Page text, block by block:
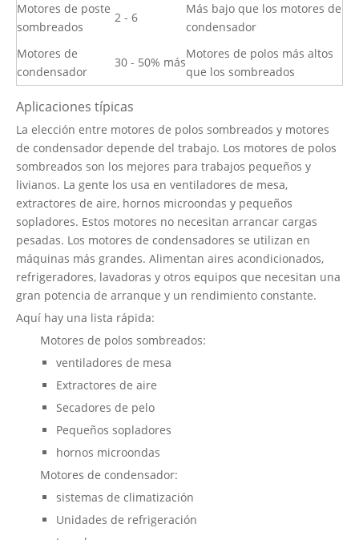
Motores de poste
sombreados
2 - 6
Más bajo que los motores de
condensador
Motores de
condensador
30 - 50% más
Motores de polos más altos
que los sombreados
Aplicaciones típicas
La elección entre motores de polos sombreados y motores
de condensador depende del trabajo. Los motores de polos
sombreados son los mejores para trabajos pequeños y
livianos. La gente los usa en ventiladores de mesa,
extractores de aire, hornos microondas y pequeños
sopladores. Estos motores no necesitan arrancar cargas
pesadas. Los motores de condensadores se utilizan en
máquinas más grandes. Alimentan aires acondicionados,
refrigeradores, lavadoras y otros equipos que necesitan una
gran potencia de arranque y un rendimiento constante.
Aquí hay una lista rápida:
Motores de polos sombreados:
ventiladores de mesa
Extractores de aire
Secadores de pelo
Pequeños sopladores
hornos microondas
Motores de condensador:
sistemas de climatización
Unidades de refrigeración